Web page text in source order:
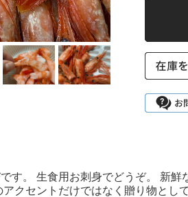
す。 生食用お刺身でどうぞ。 新
クセントだけではなく贈り物とし